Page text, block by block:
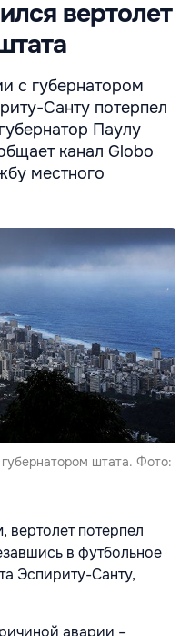
вертолет
с губернатором
Санту потерпел
Паулу
канал Globo
местного
штата. Фото:
потерпел
в футбольное
Эспириту-Санту,
аварии –